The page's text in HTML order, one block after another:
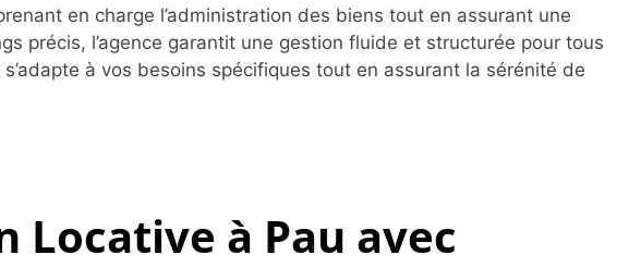
en charge l’administration des biens tout en assurant une
précis, l’agence garantit une gestion fluide et structurée pour tous
à vos besoins spécifiques tout en assurant la sérénité de
Locative à Pau avec